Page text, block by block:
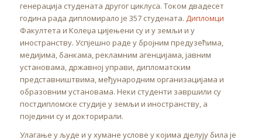
генерација студената другог циклуса. Током двадесет
година рада дипломирало је 357 студената. Дипломци
Факултета и Колеџа цијењени су и у земљи и у
иностранству. Успјешно раде у бројним предузећима,
медијима, банкама, рекламним агенцијама, јавним
установама, државној управи, дипломатским
представништвима, међународним организацијама и
образовним установама. Неки студенти завршили су
постдипломске студије у земљи и иностранству, а
поједини су и докторирали.
Улагање у људе и у хумане услове у којима дјелују била је